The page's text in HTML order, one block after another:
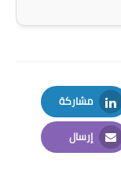
مشاركة
LinkedIn
إرسال
Email